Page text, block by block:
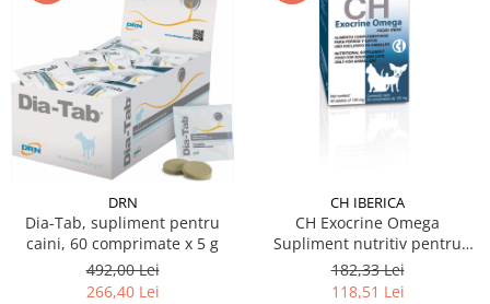
DRN
Dia-Tab, supliment pentru
caini, 60 comprimate x 5 g
492,00 Lei
266,40 Lei
CH IBERICA
CH Exocrine Omega
Supliment nutritiv pentru
câini și pisici cu insuficiență
pancreatică exocrină 40 tbl
182,33 Lei
118,51 Lei